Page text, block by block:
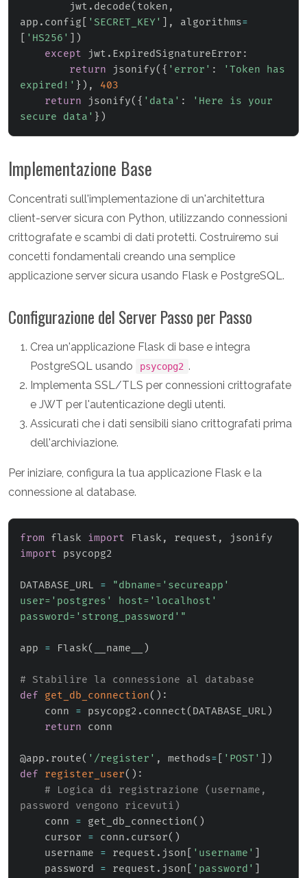
        jwt
. decode( token ,
app . config 'SECRET_KEY' , algorithms=
'HS256'
)
except jwt . ExpiredSignatureError :
return jsonify( { 'error' :
'Token has
expired!' } ) ,
403
return jsonify( { 'data' :
'Here is your
secure data' } )
Implementazione Base
Concentrati sull'implementazione di un'architettura
client-server sicura con Python, utilizzando connessioni
crittografate e scambi di dati protetti. Costruiremo sui
concetti fondamentali creando una semplice
applicazione server sicura usando Flask e PostgreSQL.
Configurazione del Server Passo per Passo
Crea un'applicazione Flask di base e integra
PostgreSQL usando
psycopg2 .
Implementa SSL/TLS per connessioni crittografate
e JWT per l'autenticazione degli utenti.
Assicurati che i dati sensibili siano crittografati prima
dell'archiviazione.
Per iniziare, configura la tua applicazione Flask e la
connessione al database.
from flask import Flask , request ,
import psycopg2
DATABASE_URL =
"dbname='secureapp'
user='postgres' host='localhost'
password='strong_password'"
app = Flask( __name__ )
# Stabilire la connessione al database
def
get_db_connection( ) :
    conn
= psycopg2 . connect( DATABASE_URL )
return conn
@app . route( '/register' , methods= 'POST'
)
def
register_user( ) :
# Logica di registrazione (username,
password vengono ricevuti)
    conn
= get_db_connection( )
    cursor
= conn . cursor( )
    username
= request . json 'username'
    password
= request . json 'password'